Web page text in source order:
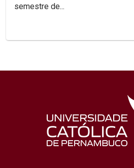
semestre de...